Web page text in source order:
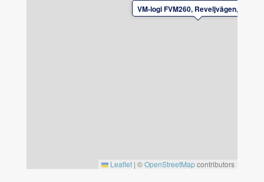
VM-logi FVM260, Reveljvägen, Falun
Leaflet | ©OpenStreetMapcontributors